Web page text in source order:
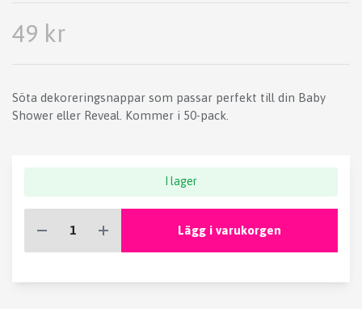
49 kr
Söta dekoreringsnappar som passar perfekt till din Baby
Shower eller Reveal. Kommer i 50-pack.
I lager
Lägg i varukorgen